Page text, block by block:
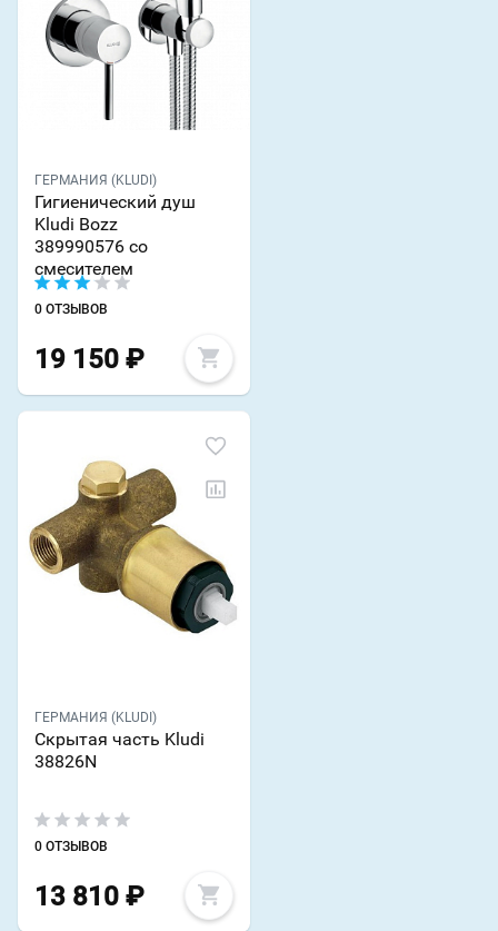
ГЕРМАНИЯ (KLUDI)
Гигиенический душ
Kludi Bozz
389990576 со
смесителем
0 ОТЗЫВОВ
19 150 ₽
ГЕРМАНИЯ (KLUDI)
Скрытая часть Kludi
38826N
0 ОТЗЫВОВ
13 810 ₽